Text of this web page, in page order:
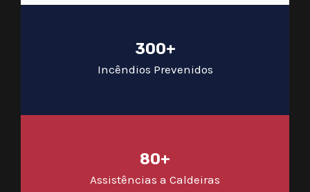
300+
Incêndios Prevenidos
80+
Assistências a Caldeiras